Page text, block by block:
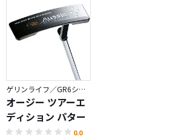
ゲリンライフ／GR6シリーズ
オージー ツアーエ
ディション パター
0.0